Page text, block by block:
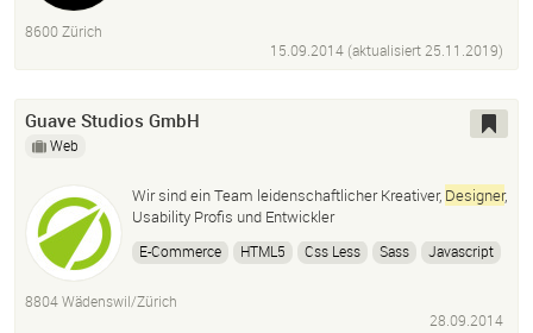
8600 Zürich
15.09.2014 (aktualisiert25.11.2019)
Guave Studios GmbH
Web
Wir sind ein Team leidenschaftlicher Kreativer, Designer,
Usability Profis und Entwickler
E-Commerce HTML5 Css Less Sass
Javascript
8804 Wädenswil/Zürich
28.09.2014